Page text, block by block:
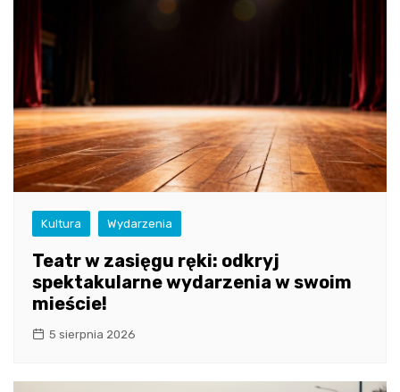
Kultura Wydarzenia
Teatr w zasięgu ręki: odkryj
spektakularne wydarzenia w swoim
mieście!
5 sierpnia 2026